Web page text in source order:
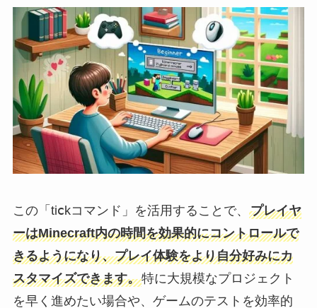
この「tiⅽkコマンド」を活用することで、 プレイヤ
ーはMinecraft内の時間を効果的にコントロールで
きるようになり、プレイ体験をより自分好みにカ
スタマイズできます。特に大規模なプロジェクト
を早く進めたい場合や、ゲームのテストを効率的